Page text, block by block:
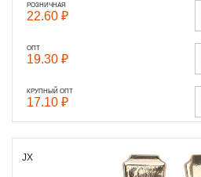
РОЗНИЧНАЯ
22.60 ₽
ОПТ
19.30 ₽
КРУПНЫЙ ОПТ
17.10 ₽
JX